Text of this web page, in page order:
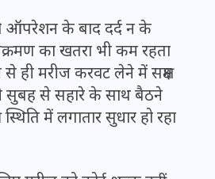
ऑपरेशन के बाद दर्द न के
का खतरा भी कम रहता
ही मरीज करवट लेने में सक्षम
सुबह से सहारे के साथ बैठने
में लगातार सुधार हो रहा